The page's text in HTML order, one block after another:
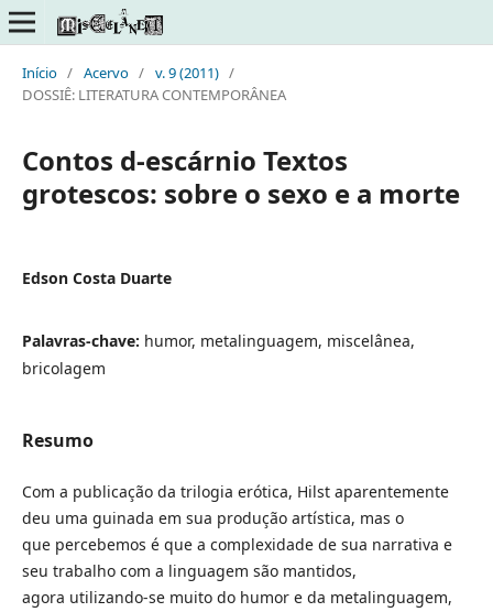
Início / Acervo / v. 9 (2011) /
DOSSIÊ: LITERATURA CONTEMPORÂNEA
Contos d-escárnio Textos
grotescos: sobre o sexo e a morte
Edson Costa Duarte
Palavras-chave: humor, metalinguagem, miscelânea,
bricolagem
Resumo
Com a publicação da trilogia erótica, Hilst aparentemente
deu uma guinada em sua produção artística, mas o
que percebemos é que a complexidade de sua narrativa e
seu trabalho com a linguagem são mantidos,
agora utilizando-se muito do humor e da metalinguagem,